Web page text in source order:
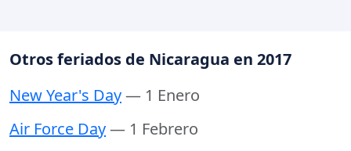
Otros feriados de Nicaragua en 2017
New Year's Day— 1 Enero
Air Force Day— 1 Febrero